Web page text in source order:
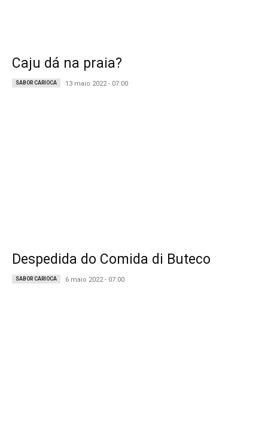
Caju dá na praia?
SABOR CARIOCA 13 maio 2022 - 07:00
Despedida do Comida di Buteco
SABOR CARIOCA 6 maio 2022 - 07:00